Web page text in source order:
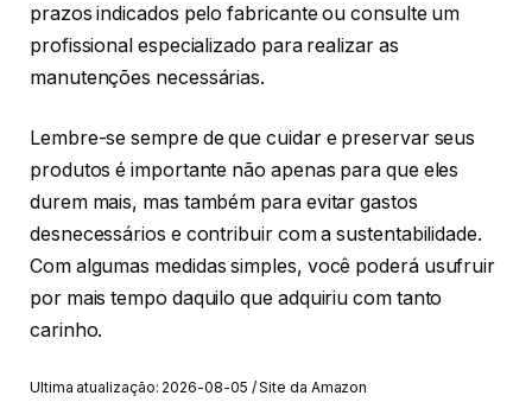
prazos indicados pelo fabricante ou consulte um
profissional especializado para realizar as
manutenções necessárias.
Lembre-se sempre de que cuidar e preservar seus
produtos é importante não apenas para que eles
durem mais, mas também para evitar gastos
desnecessários e contribuir com a sustentabilidade.
Com algumas medidas simples, você poderá usufruir
por mais tempo daquilo que adquiriu com tanto
carinho.
Ultima atualização: 2026-08-05 / Site da Amazon